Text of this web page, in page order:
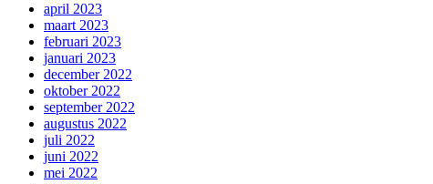
april 2023
maart 2023
februari 2023
januari 2023
december 2022
oktober 2022
september 2022
augustus 2022
juli 2022
juni 2022
mei 2022